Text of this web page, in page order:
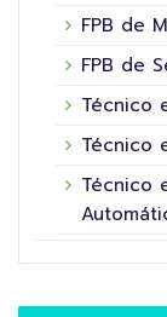
FPB de
FPB de
Técnico
Técnico
Técnico